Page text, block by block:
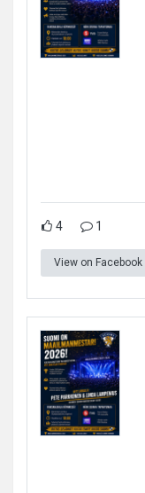
4 1
View on Facebook